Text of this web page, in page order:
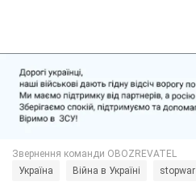
Україна Війна в Україні stopwar